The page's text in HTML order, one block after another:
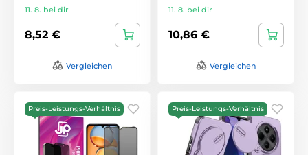
11. 8. bei dir
8,52 €
Vergleichen
11. 8. bei dir
10,86 €
Vergleichen
Preis-Leistungs-Verhältnis Preis-Leistungs-Verhältnis